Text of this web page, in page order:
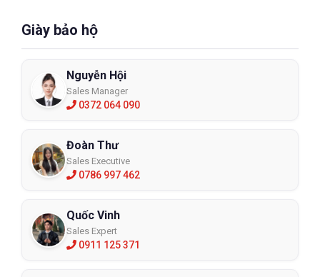
Giày bảo hộ
Nguyễn Hội
Sales Manager
0372 064 090
Đoàn Thư
Sales Executive
0786 997 462
Quốc Vinh
Sales Expert
0911 125 371